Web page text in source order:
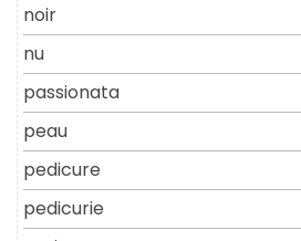
noir
nu
passionata
peau
pedicure
pedicurie